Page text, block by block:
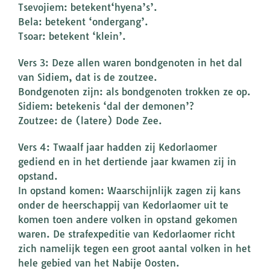
Tsevojiem: betekent‘hyena’s’.
Bela: betekent ‘ondergang’.
Tsoar: betekent ‘klein’.
Vers 3: Deze allen waren bondgenoten in het dal
van Sidiem, dat is de zoutzee.
Bondgenoten zijn: als bondgenoten trokken ze op.
Sidiem: betekenis ‘dal der demonen’?
Zoutzee: de (latere) Dode Zee.
Vers 4: Twaalf jaar hadden zij Kedorlaomer
gediend en in het dertiende jaar kwamen zij in
opstand.
In opstand komen: Waarschijnlijk zagen zij kans
onder de heerschappij van Kedorlaomer uit te
komen toen andere volken in opstand gekomen
waren. De strafexpeditie van Kedorlaomer richt
zich namelijk tegen een groot aantal volken in het
hele gebied van het Nabije Oosten.